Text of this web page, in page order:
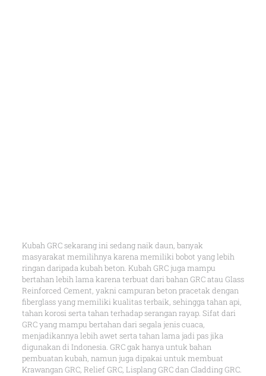
Kubah GRC sekarang ini sedang naik daun, banyak
masyarakat memilihnya karena memiliki bobot yang lebih
ringan daripada kubah beton. Kubah GRC juga mampu
bertahan lebih lama karena terbuat dari bahan GRC atau Glass
Reinforced Cement, yakni campuran beton pracetak dengan
fiberglass yang memiliki kualitas terbaik, sehingga tahan api,
tahan korosi serta tahan terhadap serangan rayap. Sifat dari
GRC yang mampu bertahan dari segala jenis cuaca,
menjadikannya lebih awet serta tahan lama jadi pas jika
digunakan di Indonesia. GRC gak hanya untuk bahan
pembuatan kubah, namun juga dipakai untuk membuat
Krawangan GRC, Relief GRC, Lisplang GRC dan Cladding GRC.